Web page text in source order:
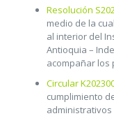
Resolución
medio de la
al interior del
Antioquia –
acompañar los
Circular
cumplimiento